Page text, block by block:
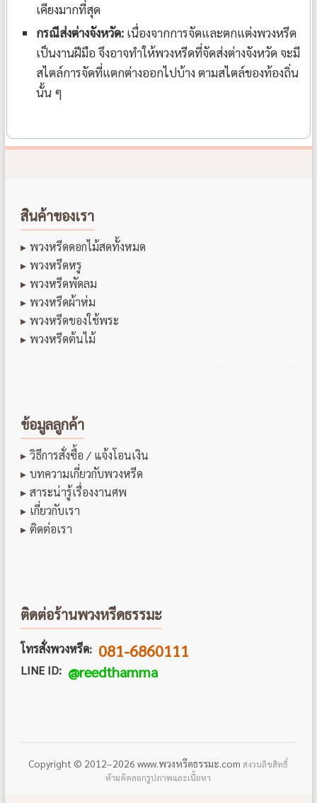
เคียงมากที่สุด
กรณีส่งต่างจังหวัด:เนื่องจากการจัดและตกแต่งพวงหรีด
เป็นงานฝีมือ จึงอาจทำให้พวงหรีดที่จัดส่งต่างจังหวัด จะมี
สไตล์การจัดที่แตกต่างออกไปบ้าง ตามสไตล์ของท้องถิ่น
นั้น ๆ
สินค้าของเรา
พวงหรีดดอกไม้สดทั้งหมด
พวงหรีดหรู
พวงหรีดพัดลม
พวงหรีดผ้าห่ม
พวงหรีดของใช้พระ
พวงหรีดต้นไม้
ข้อมูลลูกค้า
วิธีการสั่งซื้อ / แจ้งโอนเงิน
บทความเกี่ยวกับพวงหรีด
สาระน่ารู้เรื่องงานศพ
เกี่ยวกับเรา
ติดต่อเรา
ติดต่อร้านพวงหรีดธรรมะ
โทรสั่งพวงหรีด: 081-6860111
LINE ID: @reedthamma
Copyright © 2012–2026 www.พวงหรีดธรรมะ.comสงวนลิขสิทธิ์
ห้ามคัดลอกรูปภาพและเนื้อหา